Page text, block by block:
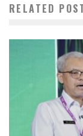
RELATED